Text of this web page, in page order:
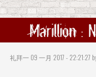
Marillion :
礼拜一 09 一月 2017 - 22:21:27